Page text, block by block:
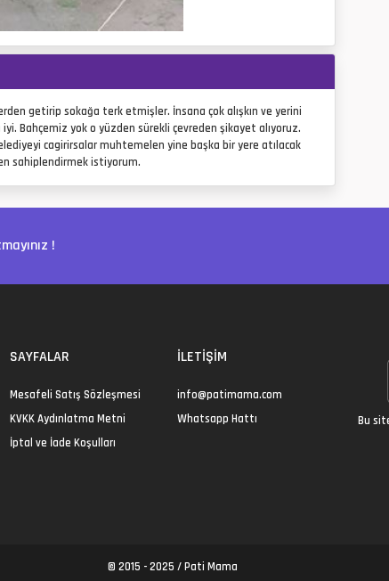
getirip sokağa terk etmişler. İnsana çok alışkın ve yerini
Bahçemiz yok o yüzden sürekli çevreden şikayet alıyoruz.
cagirirsalar muhtemelen yine başka bir yere atılacak
sahiplendirmek istiyorum.
!
SAYFALAR
Mesafeli Satış Sözleşmesi
KVKK Aydınlatma Metni
İptal ve İade Koşulları
İLETIŞIM
info@patimama.com
Whatsapp Hattı
Bu
© 2015 - 2025 /Pati Mama